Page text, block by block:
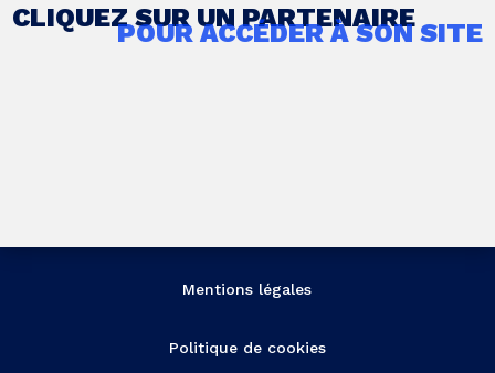
CLIQUEZ SUR UN PARTENAIRE
POUR ACCÉDER À SON SITE
Mentions légales
Politique de cookies